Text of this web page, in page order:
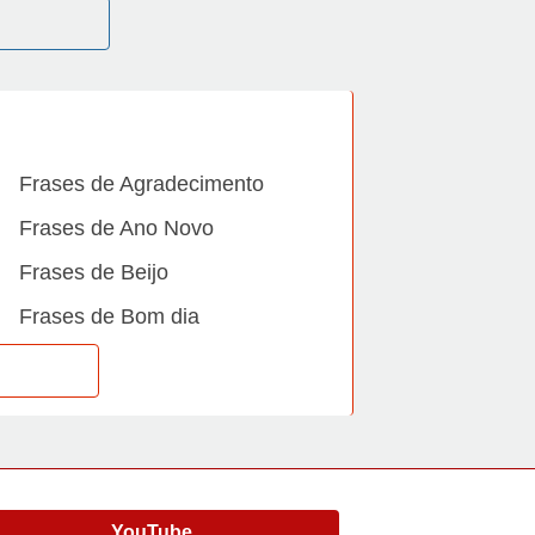
Frases de Agradecimento
Frases de Ano Novo
Frases de Beijo
Frases de Bom dia
Frases de Dia Internacional